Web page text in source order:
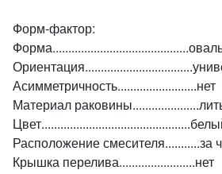
Форм-фактор:
Асимметричность.........................нет
Материал
Расположение смесителя...........за
Крышка перелива........................нет